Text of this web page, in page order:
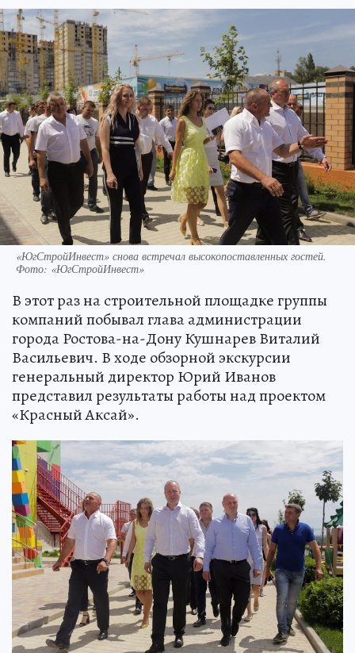
«ЮгСтройИнвест» снова встречал высокопоставленных гостей.
Фото: «ЮгСтройИнвест»
В этот раз на строительной площадке группы
компаний побывал глава администрации
города Ростова-на-Дону Кушнарев Виталий
Васильевич. В ходе обзорной экскурсии
генеральный директор Юрий Иванов
представил результаты работы над проектом
«Красный Аксай».